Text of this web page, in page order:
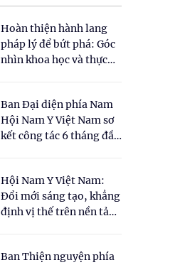
Hoàn thiện hành lang
pháp lý để bứt phá: Góc
nhìn khoa học và thực
cho Luật Y dược cổ
truyền Việt Nam"
Ban Đại diện phía Nam
Hội Nam Y Việt Nam sơ
kết công tác 6 tháng đầu
Hội Nam Y Việt Nam:
Đổi mới sáng tạo, khẳng
định vị thế trên nền tảng
Ban Thiện nguyện phía